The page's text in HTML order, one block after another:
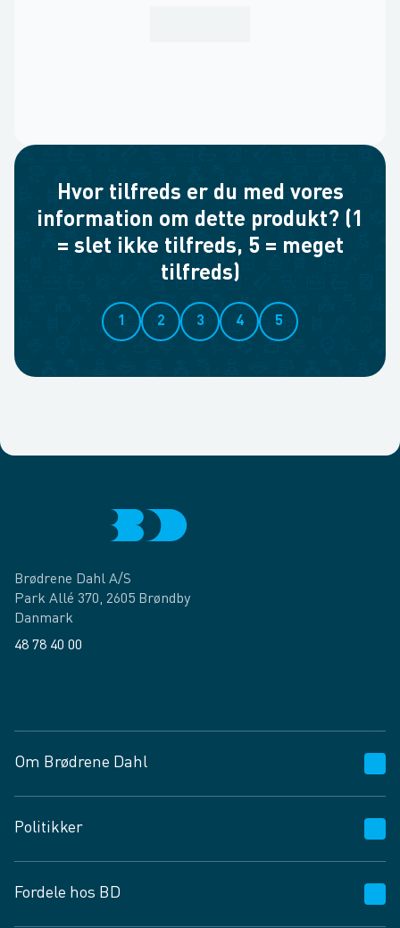
Hvor tilfreds er du med vores
information om dette produkt? (1
= slet ikke tilfreds, 5 = meget
tilfreds)
1 2 3 4 5
Brødrene Dahl A/S
Park Allé 370, 2605 Brøndby
Danmark
48 78 40 00
Om Brødrene Dahl
Vagttelefon 30 10 89 89
Spørgsmål og svar
Job og karriere
Politikker
Privatlivspolitik
Fordele hos BD